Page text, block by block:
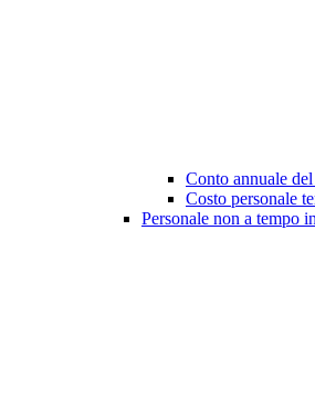
Conto annuale
Costo personale
Personale non a tempo